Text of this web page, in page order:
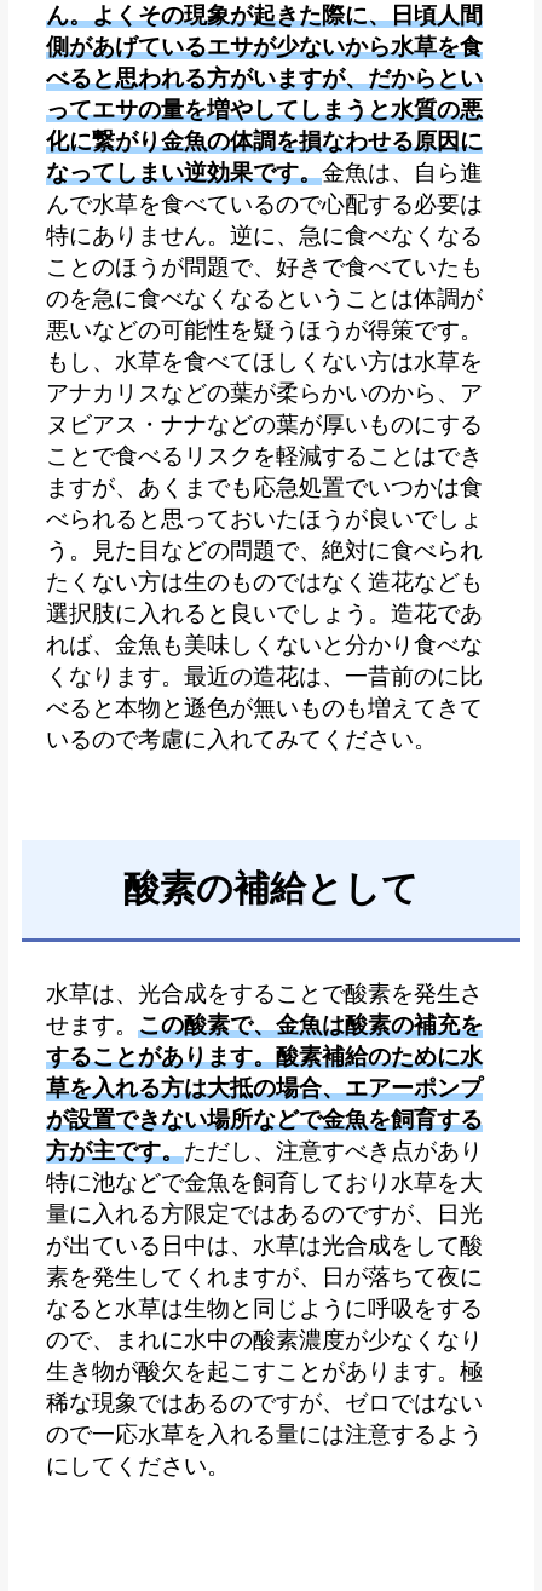
ん。よくその現象が起きた際に、日頃人間
側があげているエサが少ないから水草を食
べると思われる方がいますが、だからとい
ってエサの量を増やしてしまうと水質の悪
化に繋がり金魚の体調を損なわせる原因に
なってしまい逆効果です。金魚は、自ら進
んで水草を食べているので心配する必要は
特にありません。 逆に、急に食べなくなる
ことのほうが問題で、好きで食べていたも
のを急に食べなくなるということは体調が
悪いなどの可能性を疑うほうが得策です。
もし、水草を食べてほしくない方は水草を
アナカリスなどの葉が柔らかいのから、ア
ヌビアス・ナナなどの葉が厚いものにする
ことで食べるリスクを軽減することはでき
ますが、あくまでも応急処置でいつかは食
べられると思っておいたほうが良いでしょ
う。見た目などの問題で、絶対に食べられ
たくない方は生のものではなく造花なども
選択肢に入れると良いでしょう。 造花であ
れば、金魚も美味しくないと分かり食べな
くなります。最近の造花は、一昔前のに比
べると本物と遜色が無いものも増えてきて
いるので考慮に入れてみてください。
酸素の補給として
水草は、光合成をすることで酸素を発生さ
せます。 この酸素で、金魚は酸素の補充を
することがあります。酸素補給のために水
草を入れる方は大抵の場合、エアーポンプ
が設置できない場所などで金魚を飼育する
方が主です。ただし、注意すべき点があり
特に池などで金魚を飼育しており水草を大
量に入れる方限定ではあるのですが、日光
が出ている日中は、水草は光合成をして酸
素を発生してくれますが、日が落ちて夜に
なると水草は生物と同じように呼吸をする
ので、まれに水中の酸素濃度が少なくなり
生き物が酸欠を起こすことがあります。極
稀な現象ではあるのですが、ゼロではない
ので一応水草を入れる量には注意するよう
にしてください。